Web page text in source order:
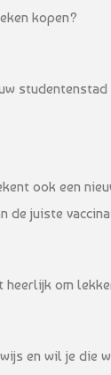
kopen?
ook een
de juiste
heerlijk om
en wil je die